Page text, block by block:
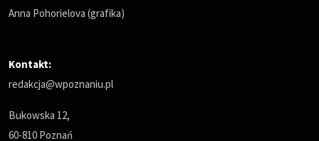
Anna Pohorielova (grafika)
Kontakt:
redakcja@wpoznaniu.pl
Bukowska 12,
60-810 Poznań